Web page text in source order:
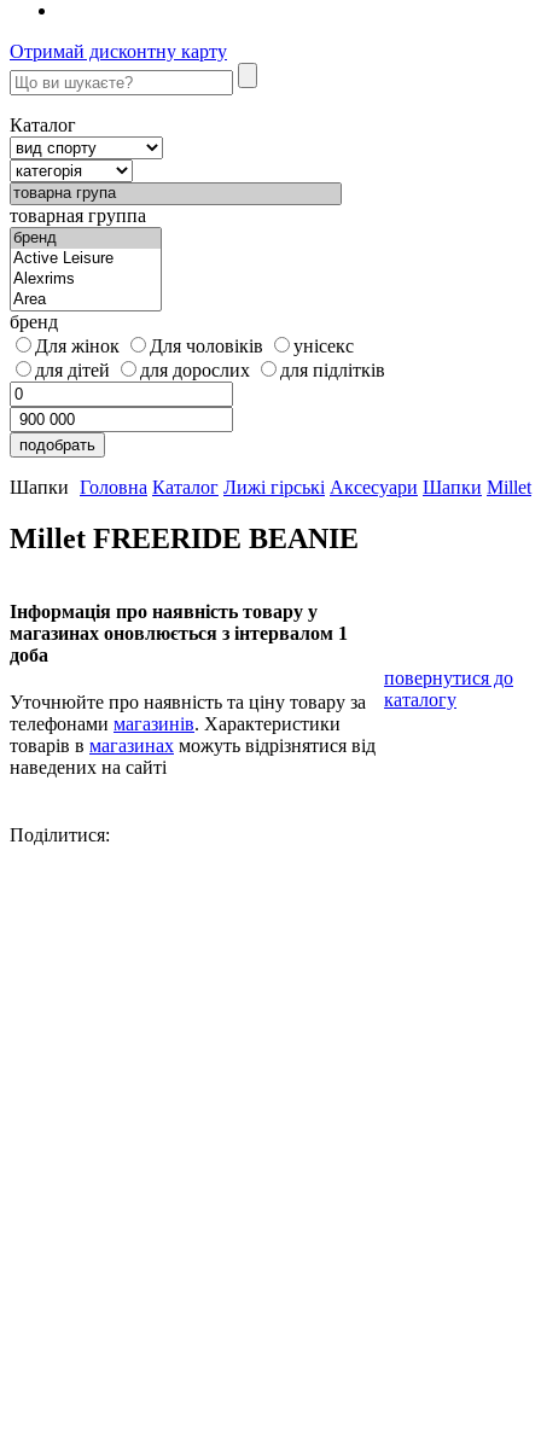
Отримай дисконтну карту
Каталог
товарная группа
бренд
Для жінок
Для чоловіків
унісекс
для дітей
для дорослих для підлітків
Шапки Головна Каталог Лижі гірські Аксесуари Шапки Millet
Millet FREERIDE BEANIE
Інформація про наявність товару у
магазинах оновлюється з інтервалом 1
доба
Уточнюйте про наявність та ціну товару за
телефонами магазинів. Характеристики
товарів в магазинах можуть відрізнятися від
наведених на сайті
повернутися до
каталогу
Поділитися: